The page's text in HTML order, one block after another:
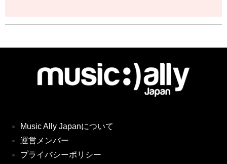
Music Ally Japanについて
運営メンバー
プライバシーポリシー